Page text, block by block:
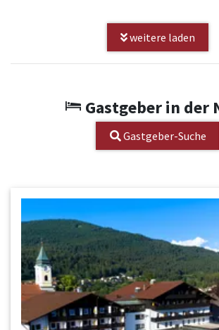
weitere laden
Gastgeber in der
Gastgeber-Suche